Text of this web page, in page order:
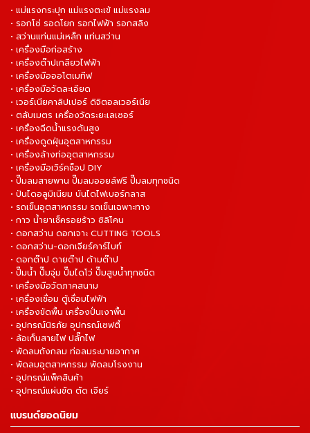
• แม่แรงกระปุก แม่แรงตะเข้ แม่แรงลม
• รอกโซ่ รอดโยก รอกไฟฟ้า รอกสลิง
• สว่านแท่นแม่เหล็ก แท่นสว่าน
• เครื่องมือก่อสร้าง
• เครื่องต๊าปเกลียวไฟฟ้า
• เครื่องมือออโตเมทีฟ
• เครื่องมือวัดละเอียด
• เวอร์เนียคาลิปเปอร์ ดิจิตอลเวอร์เนีย
• ตลับเมตร เครื่องวัดระยะเลเซอร์
• เครื่องฉีดน้ำแรงดันสูง
• เครื่องดูดฝุ่นอุตสาหกรรม
• เครื่องล้างท่ออุตสาหกรรม
• เครื่องมือเวิร์คช็อป DIY
• ปั๊มลมสายพาน ปั๊มลมออยล์ฟรี ปั๊มลมทุกชนิด
• ปันไดอลูมิเนียม บันไดไฟเบอร์กลาส
• รถเข็นอุตสาหกรรม รถเข็นเฉพาะทาง
• กาว น้ำยาเช็ครอยร้าว ซิลิโคน
• ดอกสว่าน ดอกเจาะ CUTTING TOOLS
• ดอกสว่าน-ดอกเจียร์คาร์ไบท์
• ดอกต๊าป ดายต๊าป ด้ามต๊าป
• ปั๊มน้ำ ปั๊มจุ่ม ปั๊มไดโว่ ปั๊มสูบน้ำทุกชนิด
• เครื่องมือวัดภาคสนาม
• เครื่องเชื่อม ตู้เชื่อมไฟฟ้า
• เครื่องขัดพื้น เครื่องปั่นเงาพื้น
• อุปกรณ์นิรภัย อุปกรณ์เซฟตี้
• ล้อเก็บสายไฟ ปลั๊กไฟ
• พัดลมถังกลม ท่อลมระบายอากาศ
• พัดลมอุตสาหกรรม พัดลมโรงงาน
• อุปกรณ์แพ็คสินค้า
• อุปกรณ์แผ่นขัด ตัด เจียร์
แบรนด์ยอดนิยม